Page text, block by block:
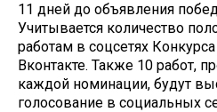
11 дней до объявления
Учитывается количество
работам в соцсетях
Вконтакте. Также 10 работ,
каждой номинации, будут
голосование в социальных